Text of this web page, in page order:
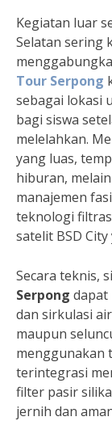
Kegiatan luar
Selatan sering
Tour Serpong
sebagai lokasi
bagi siswa
melelahkan.
yang luas,
hiburan,
manajemen
teknologi
satelit BSD
Secara teknis,
Serpong dapat
dan sirkulasi
maupun
menggunakan
terintegrasi
filter pasir
jernih dan